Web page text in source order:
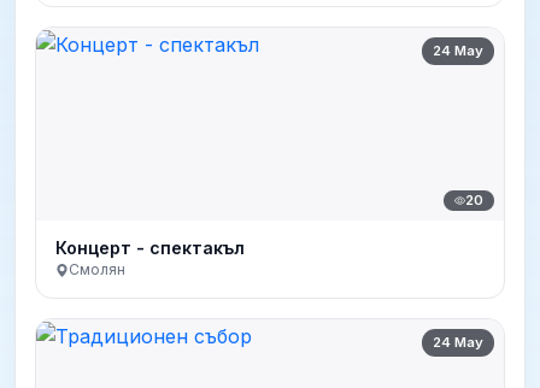
24 May
20
Концерт - спектакъл
Смолян
24 May